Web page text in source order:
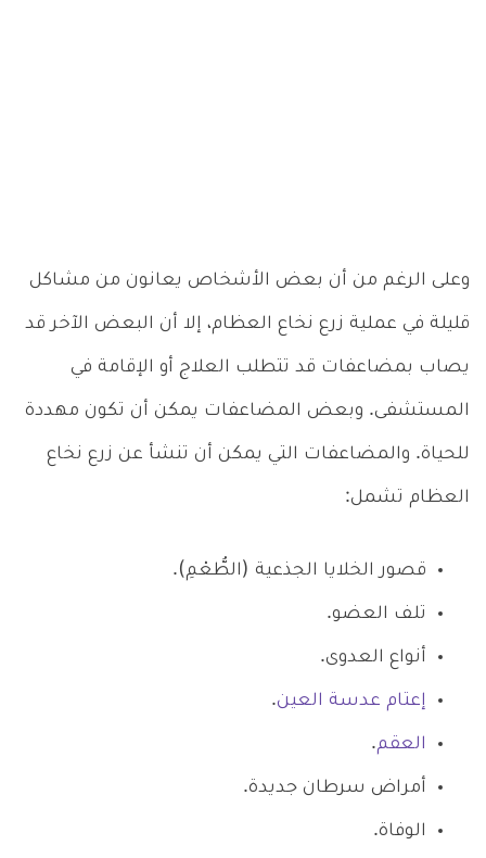
وعلى الرغم من أن بعض الأشخاص يعانون من مشاكل
قليلة في عملية زرع نخاع العظام، إلا أن البعض الآخر قد
يصاب بمضاعفات قد تتطلب العلاج أو الإقامة في
المستشفى. وبعض المضاعفات يمكن أن تكون مهددة
للحياة. والمضاعفات التي يمكن أن تنشأ عن زرع نخاع
العظام تشمل:
قصور الخلايا الجذعية (الطُّعْمِ).
تلف العضو.
أنواع العدوى.
إعتام عدسة العين.
العقم.
أمراض سرطان جديدة.
الوفاة.